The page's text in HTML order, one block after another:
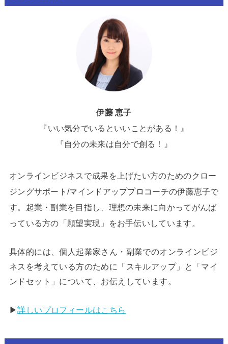
伊藤 恵子
『いい気分でいるといいことがある！』
『自分の未来は自分で創る！』
オンラインビジネスで成果を上げたい方のためのクロー
ジングサポート/マインドアッププロコーチの伊藤恵子で
す。起業・副業を目指し、理想の未来に向かってがんば
っている方の「願望実現」をお手伝いしています。
具体的には、個人起業家さん・副業でのオンラインビジ
ネスを考えている方のために「スキルアップ」と「マイ
ンドセット」について、お伝えしています。
▶︎詳しいプロフィールはこちら